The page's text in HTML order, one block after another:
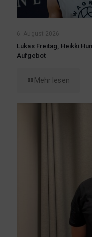
6. August 2026
Lukas Freitag, Heikki
Aufgebot
Mehr lesen